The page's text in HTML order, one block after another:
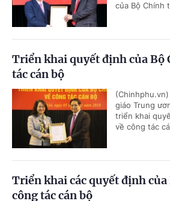
của Bộ Chính
Triển khai quyết định của Bộ
tác cán bộ
giáo Trung
triển khai
về công tác
Triển khai các quyết định
công tác cán bộ